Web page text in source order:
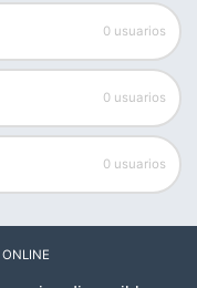
0 usuarios
0 usuarios
0 usuarios
ONLINE